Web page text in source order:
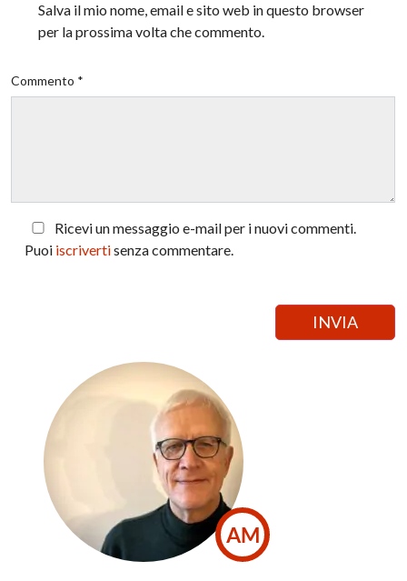
Salva il mio nome, email e sito web in questo browser
per la prossima volta che commento.
Commento *
Ricevi un messaggio e-mail per i nuovi commenti.
Puoi iscrivertisenza commentare.
AM